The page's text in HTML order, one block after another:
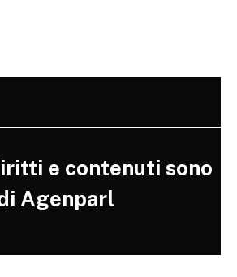
e contenuti sono
Agenparl